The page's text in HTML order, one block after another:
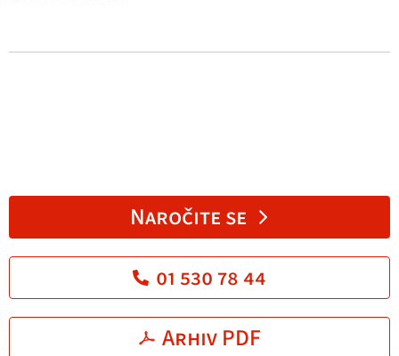
Naročite se
01 530 78 44
Arhiv PDF